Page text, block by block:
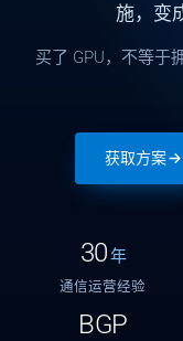
施，变
买了 GPU，不等于
获取方案
30年
通信运营经验
BGP